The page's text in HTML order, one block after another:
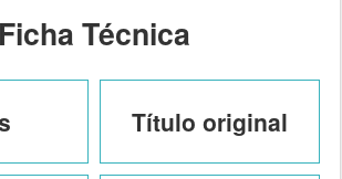
Ficha Técnica
Título original